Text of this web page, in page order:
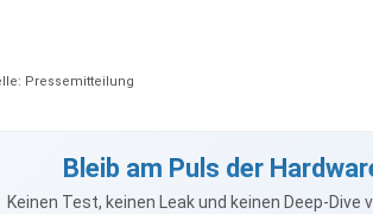
Pressemitteilung
Bleib am Puls der
Keinen Test, keinen Leak und keinen Deep-Dive